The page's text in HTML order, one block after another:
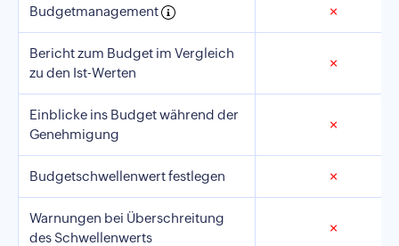
Budgetmanagement ✗
Bericht zum Budget im Vergleich
zu den Ist-Werten
✗
Einblicke ins Budget während der
Genehmigung
✗
Budgetschwellenwert festlegen ✗
Warnungen bei Überschreitung
des Schwellenwerts
✗